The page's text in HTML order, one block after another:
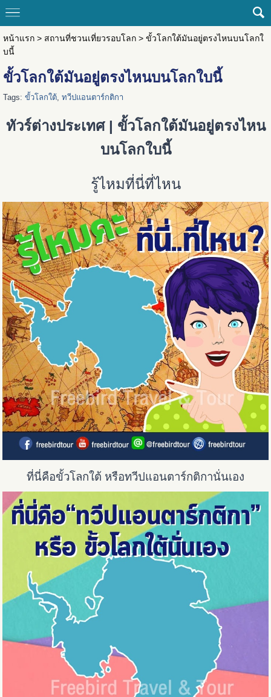
หน้าแรก> สถานที่ชวนเที่ยวรอบโลก> ขั้วโลกใต้มันอยู่ตรงไหนบนโลกใ
บนี้
ขั้วโลกใต้มันอยู่ตรงไหนบนโลกใบนี้
Tags: ขั้วโลกใต้, ทวีปแอนตาร์กติกา
ทัวร์ต่างประเทศ | ขั้วโลกใต้มันอยู่ตรงไหน
บนโลกใบนี้
รู้ไหมที่นี่ที่ไหน
ที่นี่คือขั้วโลกใต้ หรือทวีปแอนตาร์กติกานั่นเอง